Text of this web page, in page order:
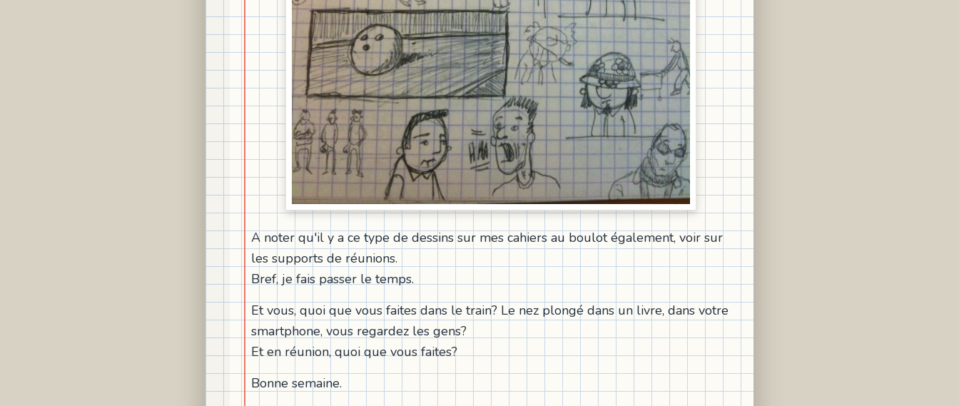
A noter qu'il y a ce type de dessins sur mes cahiers au boulot également, voir sur
les supports de réunions.
Bref, je fais passer le temps.
Et vous, quoi que vous faites dans le train? Le nez plongé dans un livre, dans votre
smartphone, vous regardez les gens?
Et en réunion, quoi que vous faites?
Bonne semaine.